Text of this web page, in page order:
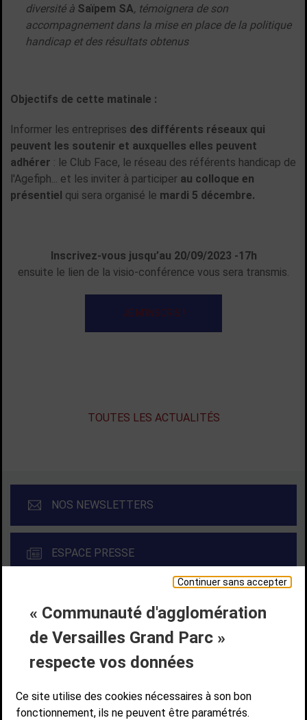
Continuer sans accepter
« Communauté d'agglomération
de Versailles Grand Parc »
respecte vos données
Ce site utilise des cookies nécessaires à son bon
fonctionnement, ils ne peuvent être paramétrés.
diversité à Saïpem SA, témoignera de son
accompagnement dans la mise en place de la politique
handicap et des résultats obtenus
Objectifs de cette matinale :
Informer les entreprises des différents réseaux qui
peuvent les soutenir et auxquelles elles peuvent
adhérer : le Club Face, le réseau des référents handicap de
l'Agefiph... et les inviter à participer au colloque en
présentiel qui sera organisé le mardi 5 décembre.
Inscrivez-vous jusqu’au 20/09/2023 -17h
ensuite le lien de la visio-conférence vous sera transmis.
JE M'INSCRIS !
TOUTES LES ACTUALITÉS
NOS NEWSLETTERS
ESPACE PRESSE
Liens bas de page
CONTACT MENTIONS LÉGALES
PLAN DE SITE
ACCESSIBILITÉ NUMÉRIQUE
GESTION DES COOKIES
Suivez-nous
SUIVEZ-NOUS SUR